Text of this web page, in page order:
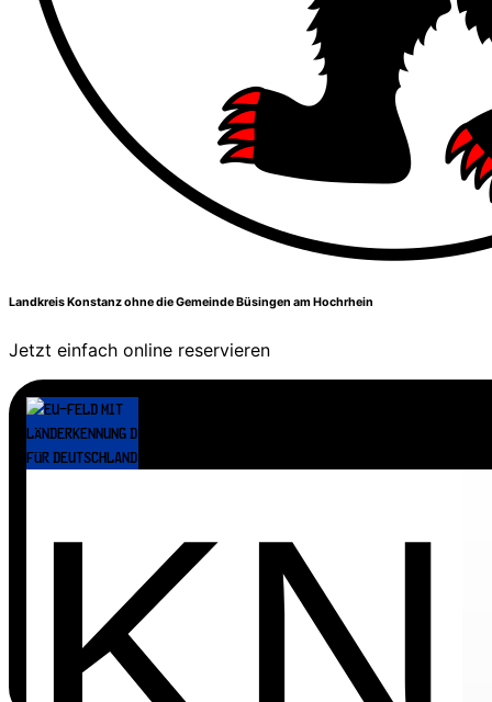
Landkreis Konstanz ohne die Gemeinde Büsingen am Hochrhein
Jetzt einfach online reservieren